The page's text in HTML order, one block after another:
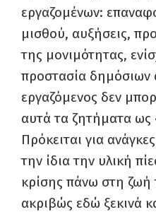
εργαζομένων:
μισθού, αυξήσεις,
της μονιμότητας,
προστασία δημόσιων
εργαζόμενος δεν
αυτά τα ζητήματα ως
Πρόκειται για
την ίδια την υλική
κρίσης πάνω στη
ακριβώς εδώ ξεκινά